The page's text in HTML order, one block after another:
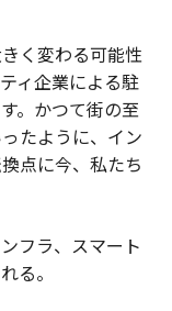
く変わる可能性
ィ企業による駐
。かつて街の至
たように、イン
点に今、私たち
フラ、スマート
る。